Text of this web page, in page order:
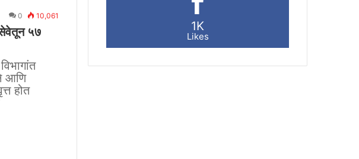
0 10,061
सेवेतून ५७
आणि
होत
1K
Likes